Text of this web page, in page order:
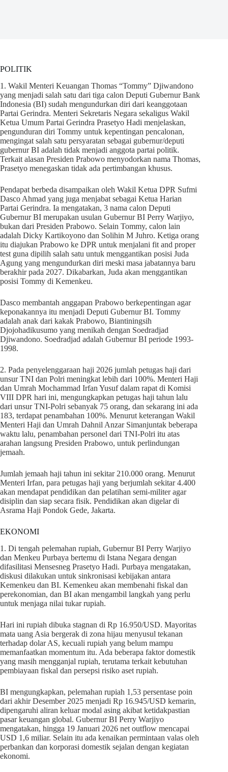
POLITIK
1. Wakil Menteri Keuangan Thomas “Tommy” Djiwandono
yang menjadi salah satu dari tiga calon Deputi Gubernur Bank
Indonesia (BI) sudah mengundurkan diri dari keanggotaan
Partai Gerindra. Menteri Sekretaris Negara sekaligus Wakil
Ketua Umum Partai Gerindra Prasetyo Hadi menjelaskan,
pengunduran diri Tommy untuk kepentingan pencalonan,
mengingat salah satu persyaratan sebagai gubernur/deputi
gubernur BI adalah tidak menjadi anggota partai politik.
Terkait alasan Presiden Prabowo menyodorkan nama Thomas,
Prasetyo menegaskan tidak ada pertimbangan khusus.
Pendapat berbeda disampaikan oleh Wakil Ketua DPR Sufmi
Dasco Ahmad yang juga menjabat sebagai Ketua Harian
Partai Gerindra. Ia mengatakan, 3 nama calon Deputi
Gubernur BI merupakan usulan Gubernur BI Perry Warjiyo,
bukan dari Presiden Prabowo. Selain Tommy, calon lain
adalah Dicky Kartikoyono dan Solihin M Juhro. Ketiga orang
itu diajukan Prabowo ke DPR untuk menjalani fit and proper
test guna dipilih salah satu untuk menggantikan posisi Juda
Agung yang mengundurkan diri meski masa jabatannya baru
berakhir pada 2027. Dikabarkan, Juda akan menggantikan
posisi Tommy di Kemenkeu.
Dasco membantah anggapan Prabowo berkepentingan agar
keponakannya itu menjadi Deputi Gubernur BI. Tommy
adalah anak dari kakak Prabowo, Biantiningsih
Djojohadikusumo yang menikah dengan Soedradjad
Djiwandono. Soedradjad adalah Gubernur BI periode 1993-
1998.
2. Pada penyelenggaraan haji 2026 jumlah petugas haji dari
unsur TNI dan Polri meningkat lebih dari 100%. Menteri Haji
dan Umrah Mochammad Irfan Yusuf dalam rapat di Komisi
VIII DPR hari ini, mengungkapkan petugas haji tahun lalu
dari unsur TNI-Polri sebanyak 75 orang, dan sekarang ini ada
183, terdapat penambahan 100%. Menurut keterangan Wakil
Menteri Haji dan Umrah Dahnil Anzar Simanjuntak beberapa
waktu lalu, penambahan personel dari TNI-Polri itu atas
arahan langsung Presiden Prabowo, untuk perlindungan
jemaah.
Jumlah jemaah haji tahun ini sekitar 210.000 orang. Menurut
Menteri Irfan, para petugas haji yang berjumlah sekitar 4.400
akan mendapat pendidikan dan pelatihan semi-militer agar
disiplin dan siap secara fisik. Pendidikan akan digelar di
Asrama Haji Pondok Gede, Jakarta.
EKONOMI
1. Di tengah pelemahan rupiah, Gubernur BI Perry Warjiyo
dan Menkeu Purbaya bertemu di Istana Negara dengan
difasilitasi Mensesneg Prasetyo Hadi. Purbaya mengatakan,
diskusi dilakukan untuk sinkronisasi kebijakan antara
Kemenkeu dan BI. Kemenkeu akan membenahi fiskal dan
perekonomian, dan BI akan mengambil langkah yang perlu
untuk menjaga nilai tukar rupiah.
Hari ini rupiah dibuka stagnan di Rp 16.950/USD. Mayoritas
mata uang Asia bergerak di zona hijau menyusul tekanan
terhadap dolar AS, kecuali rupiah yang belum mampu
memanfaatkan momentum itu. Ada beberapa faktor domestik
yang masih mengganjal rupiah, terutama terkait kebutuhan
pembiayaan fiskal dan persepsi risiko aset rupiah.
BI mengungkapkan, pelemahan rupiah 1,53 persentase poin
dari akhir Desember 2025 menjadi Rp 16.945/USD kemarin,
dipengaruhi aliran keluar modal asing akibat ketidakpastian
pasar keuangan global. Gubernur BI Perry Warjiyo
mengatakan, hingga 19 Januari 2026 net outflow mencapai
USD 1,6 miliar. Selain itu ada kenaikan permintaan valas oleh
perbankan dan korporasi domestik sejalan dengan kegiatan
ekonomi.